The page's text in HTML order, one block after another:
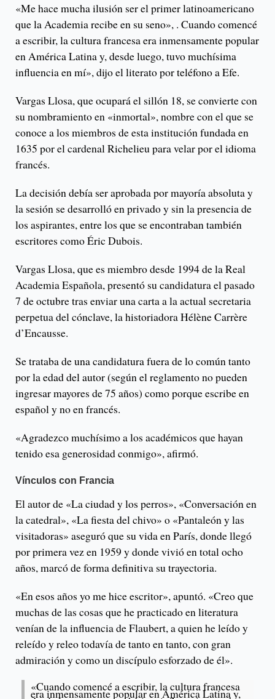
«Me hace mucha ilusión ser el primer latinoamericano
que la Academia recibe en su seno», . Cuando comencé
a escribir, la cultura francesa era inmensamente popular
en América Latina y, desde luego, tuvo muchísima
influencia en mí», dijo el literato por teléfono a Efe.
Vargas Llosa, que ocupará el sillón 18, se convierte con
su nombramiento en «inmortal», nombre con el que se
conoce a los miembros de esta institución fundada en
1635 por el cardenal Richelieu para velar por el idioma
francés.
La decisión debía ser aprobada por mayoría absoluta y
la sesión se desarrolló en privado y sin la presencia de
los aspirantes, entre los que se encontraban también
escritores como Éric Dubois.
Vargas Llosa, que es miembro desde 1994 de la Real
Academia Española, presentó su candidatura el pasado
7 de octubre tras enviar una carta a la actual secretaria
perpetua del cónclave, la historiadora Hélène Carrère
d’Encausse.
Se trataba de una candidatura fuera de lo común tanto
por la edad del autor (según el reglamento no pueden
ingresar mayores de 75 años) como porque escribe en
español y no en francés.
«Agradezco muchísimo a los académicos que hayan
tenido esa generosidad conmigo», afirmó.
Vínculos con Francia
El autor de «La ciudad y los perros», «Conversación en
la catedral», «La fiesta del chivo» o «Pantaleón y las
visitadoras» aseguró que su vida en París, donde llegó
por primera vez en 1959 y donde vivió en total ocho
años, marcó de forma definitiva su trayectoria.
«En esos años yo me hice escritor», apuntó. «Creo que
muchas de las cosas que he practicado en literatura
venían de la influencia de Flaubert, a quien he leído y
releído y releo todavía de tanto en tanto, con gran
admiración y como un discípulo esforzado de él».
«Cuando comencé a escribir, la cultura francesa
era inmensamente popular en América Latina y,